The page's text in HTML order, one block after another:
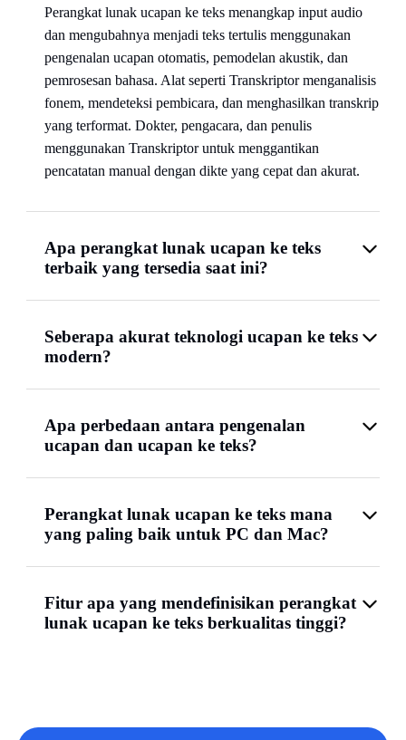
bersih.
AI menangani banyak pembicara, aksen yang bervariasi,
dan lingkungan rekaman yang berbeda. Gunakan AI Chat
untuk mencari transkrip untuk topik atau kutipan tertentu
secara instan. Ekspor ke DOCX untuk laporan, artikel,
atau alur kerja analisis kualitatif.
Perangkat lunak ucapan ke teks menangkap input audio
dan mengubahnya menjadi teks tertulis menggunakan
pengenalan ucapan otomatis, pemodelan akustik, dan
pemrosesan bahasa. Alat seperti Transkriptor menganalisis
fonem, mendeteksi pembicara, dan menghasilkan transkrip
yang terformat. Dokter, pengacara, dan penulis
menggunakan Transkriptor untuk menggantikan
pencatatan manual dengan dikte yang cepat dan akurat.
Apa perangkat lunak ucapan ke teks
terbaik yang tersedia saat ini?
Seberapa akurat teknologi ucapan ke teks
modern?
Apa perbedaan antara pengenalan
ucapan dan ucapan ke teks?
Perangkat lunak ucapan ke teks mana
yang paling baik untuk PC dan Mac?
Fitur apa yang mendefinisikan perangkat
lunak ucapan ke teks berkualitas tinggi?